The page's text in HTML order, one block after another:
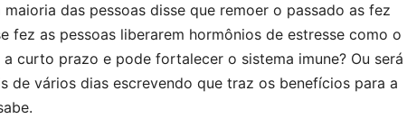
das pessoas disse que remoer o passado as fez
fez as pessoas liberarem hormônios de estresse como o
curto prazo e pode fortalecer o sistema imune? Ou será
de vários dias escrevendo que traz os benefícios para a